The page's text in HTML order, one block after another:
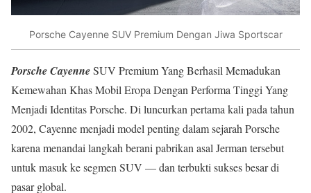
Porsche Cayenne SUV Premium Dengan Jiwa Sportscar
Porsche CayenneSUV Premium Yang Berhasil Memadukan
Kemewahan Khas Mobil Eropa Dengan Performa Tinggi Yang
Menjadi Identitas Porsche. Di luncurkan pertama kali pada tahun
2002, Cayenne menjadi model penting dalam sejarah Porsche
karena menandai langkah berani pabrikan asal Jerman tersebut
untuk masuk ke segmen SUV — dan terbukti sukses besar di
pasar global.